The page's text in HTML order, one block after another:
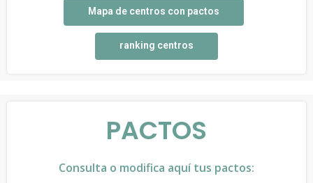
Mapa de centros con pactos
ranking centros
PACTOS
Consulta o modifica aquí tus pactos: